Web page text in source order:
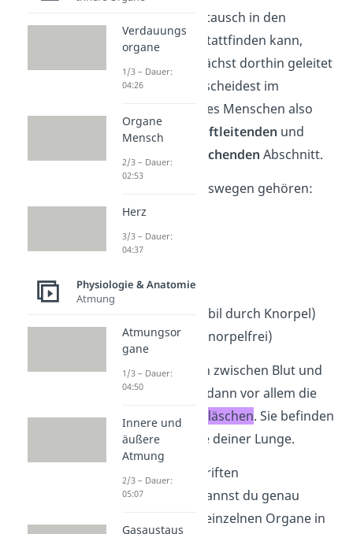
Damit der Gasaustausch in den
Lungenbläschen stattfinden kann,
muss die Luft zunächst dorthin geleitet
werden. Du unterscheidest im
Atmungssystem des Menschen also
zwischen einem
luftleitenden und
einem
gasaustauschenden Abschnitt.
Zu den Luftleitungswegen gehören:
Rachen
Luftröhre
(stabil durch Knorpel)
Bronchiolen
(knorpelfrei)
Den Gasaustausch zwischen Blut und
Luft übernehmen dann vor allem die
winzigen
Lungenbläschen. Sie befinden
sich ganz am Ende deiner Lunge.
In unserem beschriften
Atmungssystem kannst du genau
erkennen, wo die einzelnen Organe in
Verdauungs
organe
1/3 – Dauer:
04:26
Organe
Mensch
2/3 – Dauer:
02:53
Herz
3/3 – Dauer:
04:37
Physiologie & Anatomie
Atmung
Atmungsor
gane
1/3 – Dauer:
04:50
Innere und
äußere
Atmung
2/3 – Dauer:
05:07
Gasaustaus